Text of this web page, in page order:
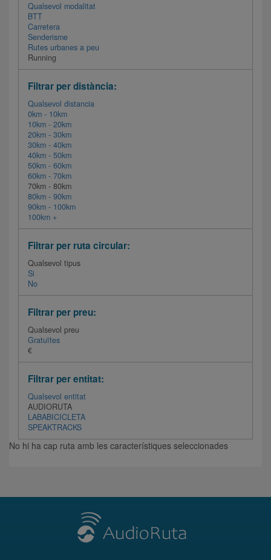
Qualsevol modalitat
BTT
Carretera
Senderisme
Rutes urbanes a peu
Running
Filtrar per distància:
Qualsevol distancia
0km - 10km
10km - 20km
20km - 30km
30km - 40km
40km - 50km
50km - 60km
60km - 70km
70km - 80km
80km - 90km
90km - 100km
100km +
Filtrar per ruta circular:
Qualsevol tipus
Si
No
Filtrar per preu:
Qualsevol preu
Gratuïtes
€
Filtrar per entitat:
Qualsevol entitat
AUDIORUTA
LABABICICLETA
SPEAKTRACKS
No hi ha cap ruta amb les característiques seleccionades